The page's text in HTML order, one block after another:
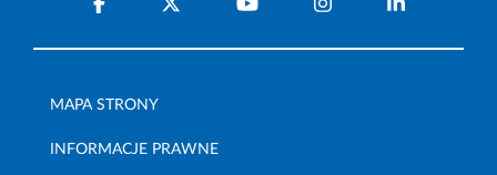
MAPA STRONY
INFORMACJE PRAWNE